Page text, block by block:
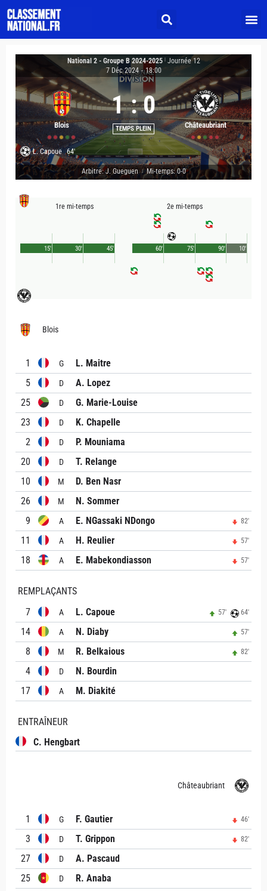
National 2 - Groupe B 2024-2025
Journée 12
7 Déc 2024 - 18:00
Blois
1 : 0
TEMPS PLEIN Châteaubriant
L. Capoue 64'
Arbitre: J. Gueguen | Mi-temps: 0-0
1re mi-temps
45'
15' 30'
2e mi-temps
90'
60' 75' 10'
Blois
1 G
L. Maitre
5
D
A. Lopez
25
D
G. Marie-Louise
23
D
K. Chapelle
2
D
P. Mouniama
20
D
T. Relange
10
M
D. Ben Nasr
26
M
N. Sommer
9
A E. NGassaki NDongo 82'
11 A H. Reulier 57'
18 A E. Mabekondiasson 57'
REMPLAÇANTS
7
A L. Capoue 57' 64'
14 A N. Diaby 57'
8 M R. Belkaious 82'
4 D
N. Bourdin
17
A M. Diakité
ENTRAÎNEUR
C. Hengbart
Châteaubriant
1 G F. Gautier 46'
3 D T. Grippon 82'
27 D
A. Pascaud
25
D
R. Anaba